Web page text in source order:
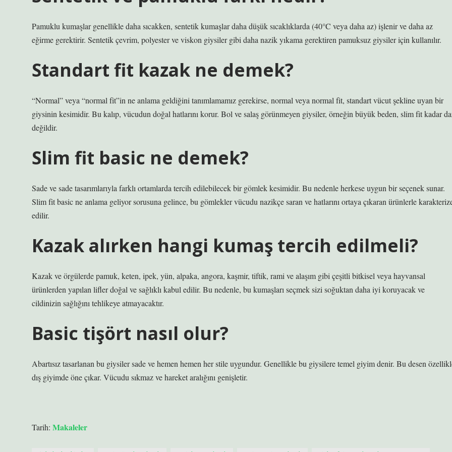
Pamuklu kumaşlar genellikle daha sıcakken, sentetik kumaşlar daha düşük sıcaklıklarda (40°C veya daha az) işlenir ve daha az
eğirme gerektirir. Sentetik çevrim, polyester ve viskon giysiler gibi daha nazik yıkama gerektiren pamuksuz giysiler için kullanılır.
Standart fit kazak ne demek?
“Normal” veya “normal fit”in ne anlama geldiğini tanımlamamız gerekirse, normal veya normal fit, standart vücut şekline uyan bir
giysinin kesimidir. Bu kalıp, vücudun doğal hatlarını korur. Bol ve salaş görünmeyen giysiler, örneğin büyük beden, slim fit kadar
değildir.
Slim fit basic ne demek?
Sade ve sade tasarımlarıyla farklı ortamlarda tercih edilebilecek bir gömlek kesimidir. Bu nedenle herkese uygun bir seçenek sunar.
Slim fit basic ne anlama geliyor sorusuna gelince, bu gömlekler vücudu nazikçe saran ve hatlarını ortaya çıkaran ürünlerle
edilir.
Kazak alırken hangi kumaş tercih edilmeli?
Kazak ve örgülerde pamuk, keten, ipek, yün, alpaka, angora, kaşmir, tiftik, rami ve alaşım gibi çeşitli bitkisel veya hayvansal
ürünlerden yapılan lifler doğal ve sağlıklı kabul edilir. Bu nedenle, bu kumaşları seçmek sizi soğuktan daha iyi koruyacak ve
cildinizin sağlığını tehlikeye atmayacaktır.
Basic tişört nasıl olur?
Abartısız tasarlanan bu giysiler sade ve hemen hemen her stile uygundur. Genellikle bu giysilere temel giyim denir. Bu desen
dış giyimde öne çıkar. Vücudu sıkmaz ve hareket aralığını genişletir.
Tarih: Makaleler